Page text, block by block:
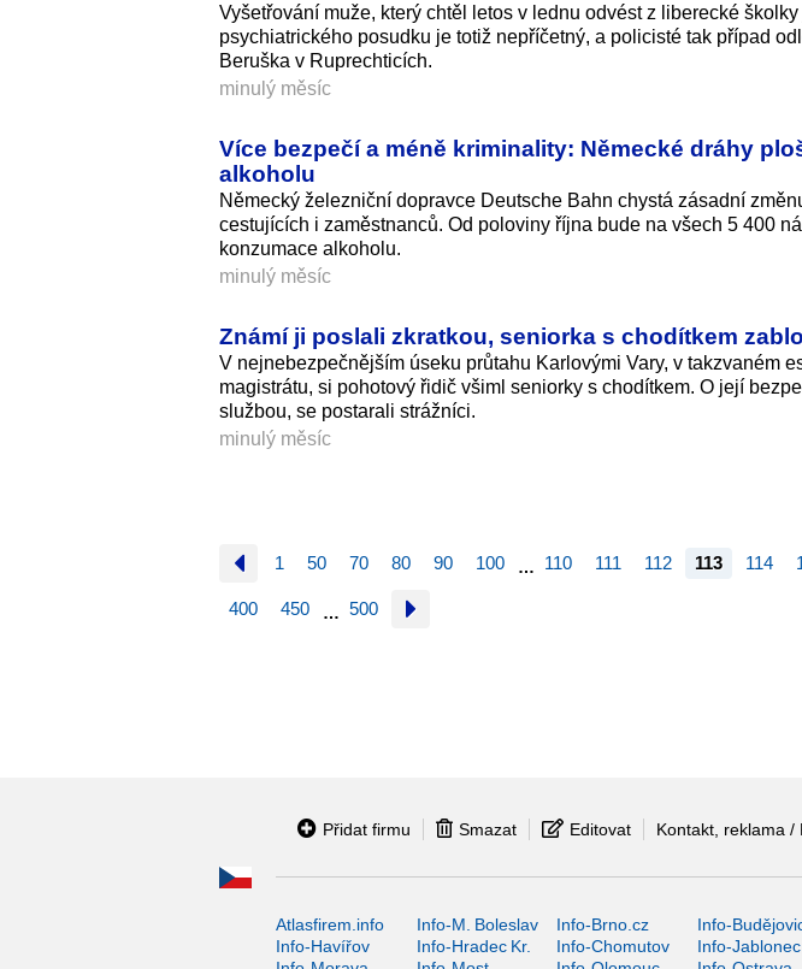
Vyšetřování muže, který chtěl letos v lednu odvést z liberecké
psychiatrického posudku je totiž nepříčetný, a policisté tak případ
Beruška v Ruprechticích.
minulý měsíc
Více bezpečí a méně kriminality: Německé dráhy
alkoholu
Německý železniční dopravce Deutsche Bahn chystá zásadní
cestujících i zaměstnanců. Od poloviny října bude na všech 5 400
konzumace alkoholu.
minulý měsíc
Známí ji poslali zkratkou, seniorka s chodítkem
V nejnebezpečnějším úseku průtahu Karlovými Vary, v takzvaném
magistrátu, si pohotový řidič všiml seniorky s chodítkem. O její
službou, se postarali strážníci.
minulý měsíc
1 50 70 80 90 100 … 110 111 112 113 114
400 450 … 500
Přidat firmu Smazat Editovat Kontakt, reklama /
Atlasfirem.info Info-M. Boleslav Info-Brno.cz Info-
Info-Havířov
Info-Hradec Kr. Info-Chomutov Info-Jablonec